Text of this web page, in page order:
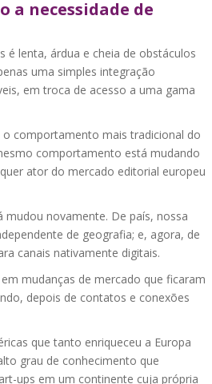
a necessidade de
é lenta, árdua e cheia de obstáculos
uma simples integração
em troca de acesso a uma gama
comportamento mais tradicional do
comportamento está mudando
ator do mercado editorial europeu
novamente. De país, nossa
de geografia; e, agora, de
canais nativamente digitais.
mudanças de mercado que ficaram
depois de contatos e conexões
que tanto enriqueceu a Europa
grau de conhecimento que
ups em um continente cuja própria